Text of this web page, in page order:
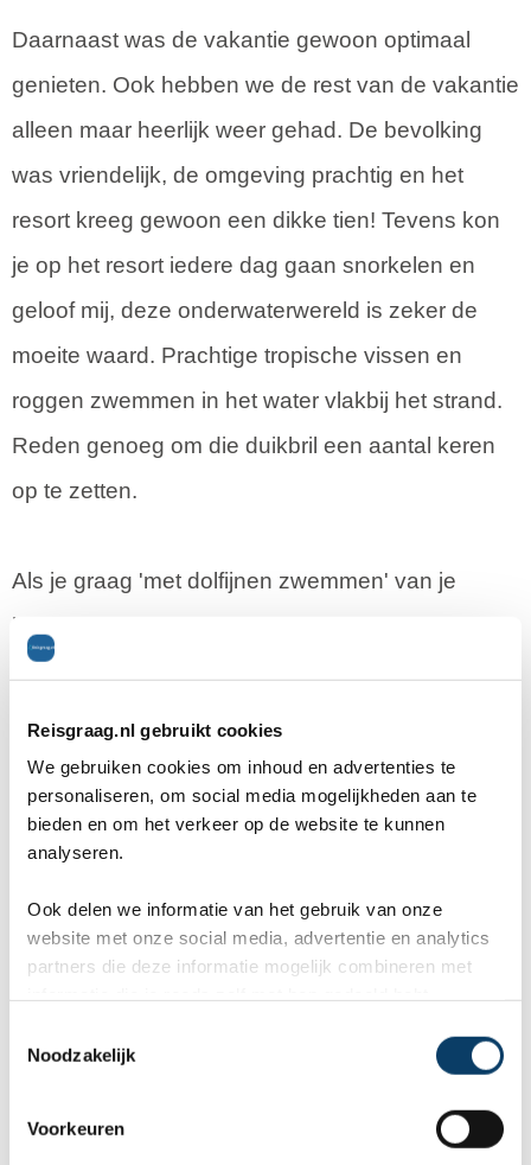
Reisgraag.nl gebruikt cookies
We gebruiken cookies om inhoud en advertenties te
personaliseren, om social media mogelijkheden aan te
bieden en om het verkeer op de website te kunnen
analyseren.
Ook delen we informatie van het gebruik van onze
website met onze social media, advertentie en analytics
partners die deze informatie mogelijk combineren met
Noodzakelijk
Voorkeuren
Daarnaast was de vakantie gewoon optimaal
genieten. Ook hebben we de rest van de vakantie
alleen maar heerlijk weer gehad. De bevolking
was vriendelijk, de omgeving prachtig en het
resort kreeg gewoon een dikke tien! Tevens kon
je op het resort iedere dag gaan snorkelen en
geloof mij, deze onderwaterwereld is zeker de
moeite waard. Prachtige tropische vissen en
roggen zwemmen in het water vlakbij het strand.
Reden genoeg om die duikbril een aantal keren
op te zetten.
Als je graag 'met dolfijnen zwemmen' van je
bucketlist wilt afstrepen zit je hier ook goed.
een prijskaartje aan, maar dit is gewoon een
'once in a life time' ervaring. Tenminste zo
dachten wij erover. Eenmaal aangekomen bij het
Delphinus Riviera Maya was het onze tijd om
deze ervaring te gaan beleven. Ik moest er wel
dansen of je een kusje gaf. Ach, leuk was het